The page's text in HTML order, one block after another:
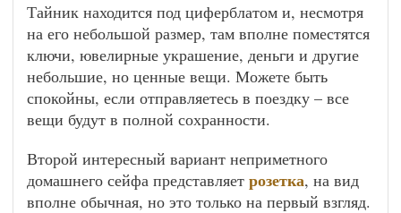
Тайник находится под циферблатом и, несмотря
на его небольшой размер, там вполне поместятся
ключи, ювелирные украшение, деньги и другие
небольшие, но ценные вещи. Можете быть
спокойны, если отправляетесь в поездку – все
вещи будут в полной сохранности.
Второй интересный вариант неприметного
домашнего сейфа представляет розетка, на вид
вполне обычная, но это только на первый взгляд.